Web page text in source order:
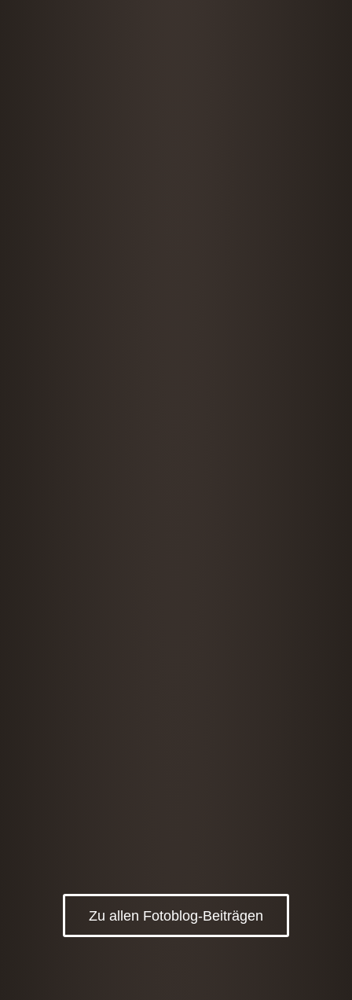
Zu allen Fotoblog-Beiträgen